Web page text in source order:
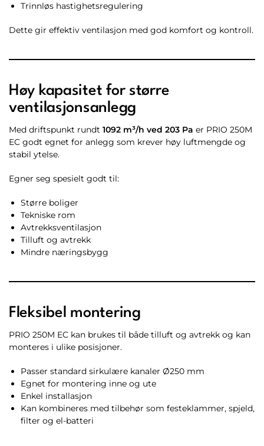
Trinnløs hastighetsregulering
Dette gir effektiv ventilasjon med god komfort og kontroll.
Høy kapasitet for større
ventilasjonsanlegg
Med driftspunkt rundt 1092 m³/h ved 203 Pa er PRIO 250M
EC godt egnet for anlegg som krever høy luftmengde og
stabil ytelse.
Egner seg spesielt godt til:
Større boliger
Tekniske rom
Avtrekksventilasjon
Tilluft og avtrekk
Mindre næringsbygg
Fleksibel montering
PRIO 250M EC kan brukes til både tilluft og avtrekk og kan
monteres i ulike posisjoner.
Passer standard sirkulære kanaler Ø250 mm
Egnet for montering inne og ute
Enkel installasjon
Kan kombineres med tilbehør som festeklammer, spjeld,
filter og el-batteri